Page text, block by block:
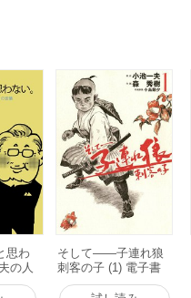
思わ
の人
ない2
そして――子連れ狼
刺客の子 (1) 電子書
籍版